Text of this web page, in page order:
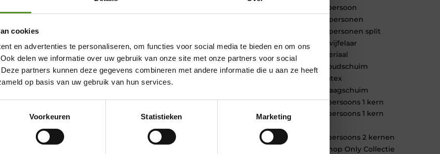
cookies
en advertenties te personaliseren, om functies voor social media te bieden en om ons
delen we informatie over uw gebruik van onze site met onze partners voor social
partners kunnen deze gegevens combineren met andere informatie die u aan ze heeft
op basis van uw gebruik van hun services.
Voorkeuren Statistieken Marketing
1 persoon
2 personen
2 personen split
Twijfelaar
Materiaal
Koudschuim
Latex
Traagschuim
Tweepersoons 1 kern
Tweepersoons 1 kern
Tweepersoons 2 kernen
Webshop Only Collectie
Showroom Breda
Donderdag 12:00 – 17:00
Vrijdag 12:00 – 17:00
Zaterdag 12:00 – 17:00
Zondag 12:00 – 17:00